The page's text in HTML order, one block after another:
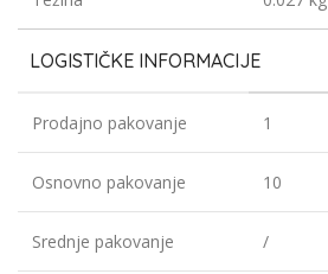
LOGISTIČKE INFORMACIJE
Prodajno pakovanje 1
Osnovno pakovanje 10
Srednje pakovanje /